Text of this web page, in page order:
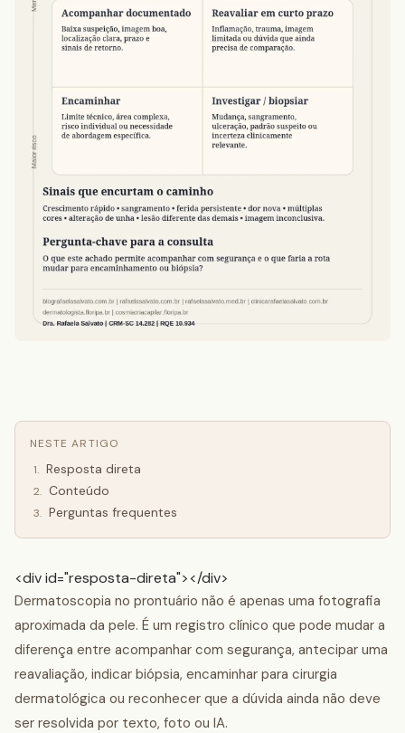
NESTE ARTIGO
1. Resposta direta
2. Conteúdo
3. Perguntas frequentes
<div id="resposta-direta"></div>
Dermatoscopia no prontuário não é apenas uma fotografia
aproximada da pele. É um registro clínico que pode mudar a
diferença entre acompanhar com segurança, antecipar uma
reavaliação, indicar biópsia, encaminhar para cirurgia
dermatológica ou reconhecer que a dúvida ainda não deve
ser resolvida por texto, foto ou IA.